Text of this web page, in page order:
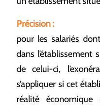
Précision :
pour les salariés
dans l’établissement
de celui-ci,
s’appliquer si cet
réalité économique